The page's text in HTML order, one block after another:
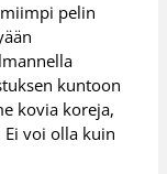
pelin
kuntoon
kovia koreja,
voi olla kuin